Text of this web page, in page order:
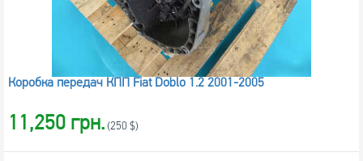
Коробка передач КПП Fiat Doblo 1.2 2001-2005
11,250 грн. (250 $)